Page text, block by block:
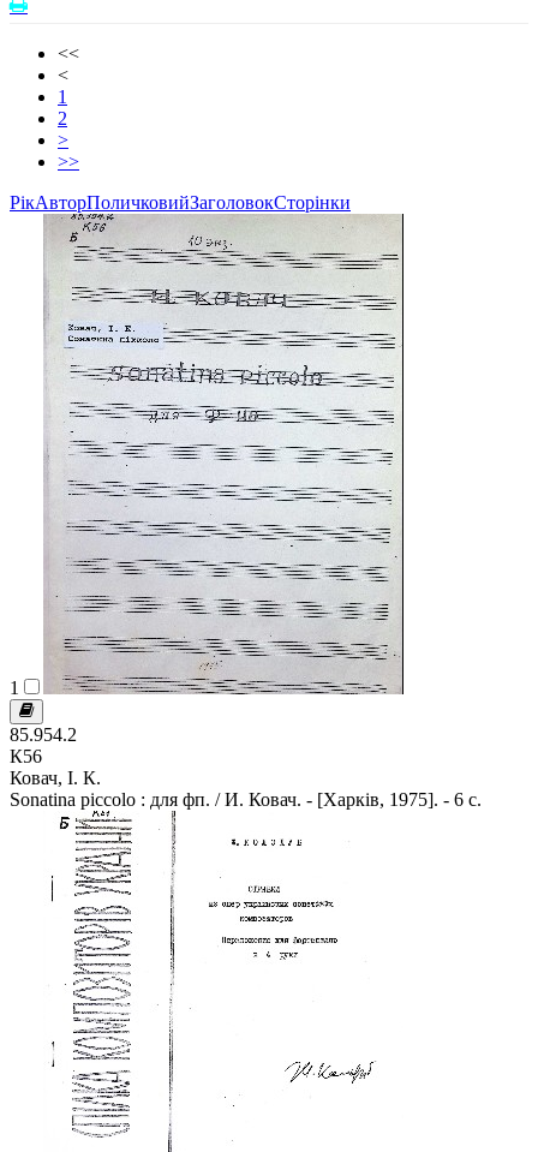
<<
<
1
2
>
>>
РікАвторПоличковийЗаголовокСторінки
1
85.954.2
К56
Ковач, І. К.
Sonatina piccolo : для фп. / И. Ковач. - [Харків, 1975]. - 6 с.